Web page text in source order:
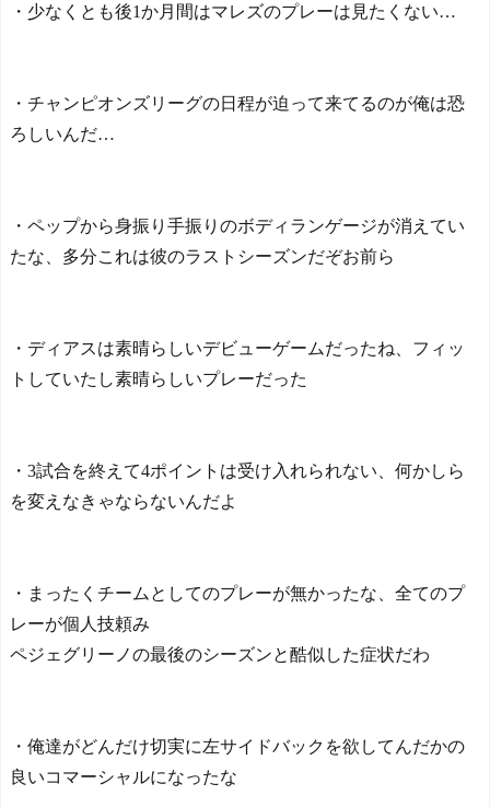
・少なくとも後1か月間はマレズのプレーは見たくない…
・チャンピオンズリーグの日程が迫って来てるのが俺は恐
ろしいんだ…
・ペップから身振り手振りのボディランゲージが消えてい
たな、多分これは彼のラストシーズンだぞお前ら
・ディアスは素晴らしいデビューゲームだったね、フィッ
トしていたし素晴らしいプレーだった
・3試合を終えて4ポイントは受け入れられない、何かしら
を変えなきゃならないんだよ
・まったくチームとしてのプレーが無かったな、全てのプ
レーが個人技頼み
ペジェグリーノの最後のシーズンと酷似した症状だわ
・俺達がどんだけ切実に左サイドバックを欲してんだかの
良いコマーシャルになったな